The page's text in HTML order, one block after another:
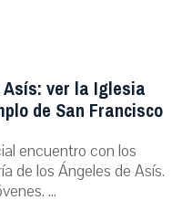
ver la Iglesia
de San Francisco
encuentro con los
de los Ángeles de Asís.
...